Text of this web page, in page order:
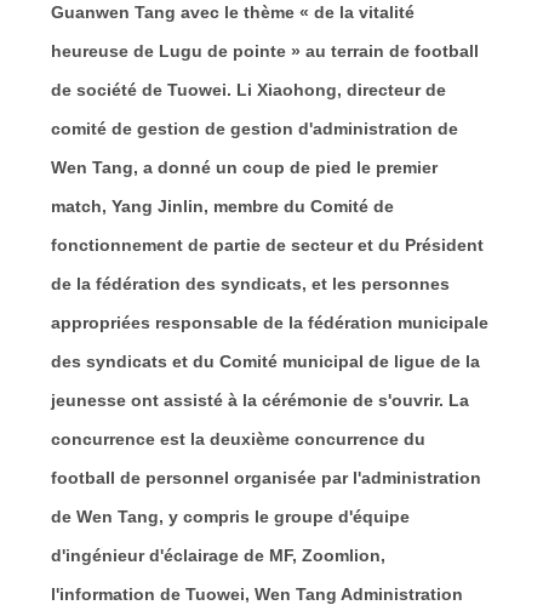
Guanwen Tang avec le thème « de la vitalité
heureuse de Lugu de pointe » au terrain de football
de société de Tuowei. Li Xiaohong, directeur de
comité de gestion de gestion d'administration de
Wen Tang, a donné un coup de pied le premier
match, Yang Jinlin, membre du Comité de
fonctionnement de partie de secteur et du Président
de la fédération des syndicats, et les personnes
appropriées responsable de la fédération municipale
des syndicats et du Comité municipal de ligue de la
jeunesse ont assisté à la cérémonie de s'ouvrir. La
concurrence est la deuxième concurrence du
football de personnel organisée par l'administration
de Wen Tang, y compris le groupe d'équipe
d'ingénieur d'éclairage de MF, Zoomlion,
l'information de Tuowei, Wen Tang Administration